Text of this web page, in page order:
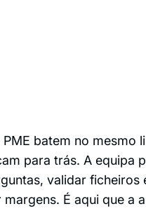
batem no mesmo
para trás. A equipa
validar ficheiros
É aqui que a